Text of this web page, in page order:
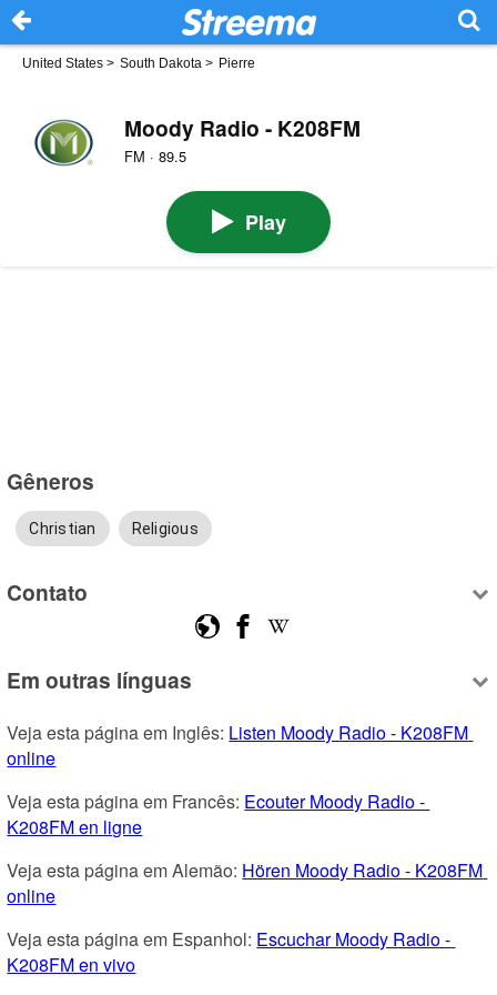
United States > South Dakota > Pierre
Moody Radio - K208FM
FM · 89.5
Play
Gêneros
Christian Religious
Contato
Em outras línguas
Veja esta página em Inglês: Listen Moody Radio - K208FM
online
Veja esta página em Francês: Ecouter Moody Radio -
K208FM en ligne
Veja esta página em Alemão: Hören Moody Radio - K208FM
online
Veja esta página em Espanhol: Escuchar Moody Radio -
K208FM en vivo